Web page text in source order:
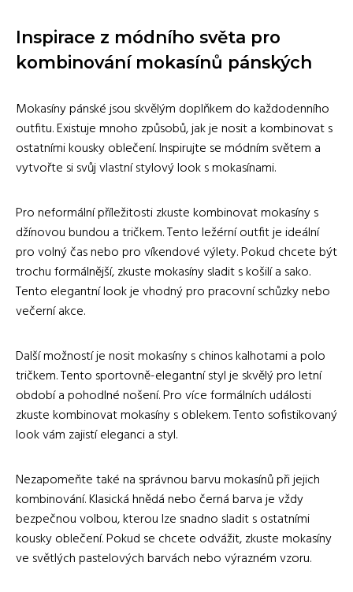
Inspirace z módního světa pro
kombinování mokasínů pánských
Mokasíny pánské jsou skvělým doplňkem do každodenního
outfitu. Existuje mnoho způsobů, jak je nosit a kombinovat s
ostatními kousky oblečení. Inspirujte se módním světem a
vytvořte si svůj vlastní stylový look s mokasínami.
Pro neformální příležitosti zkuste kombinovat mokasíny s
džínovou bundou a tričkem. Tento ležérní outfit je ideální
pro volný čas nebo pro víkendové výlety. Pokud chcete být
trochu formálnější, zkuste mokasíny sladit s košilí a sako.
Tento elegantní look je vhodný pro pracovní schůzky nebo
večerní akce.
Další možností je nosit mokasíny s chinos kalhotami a polo
tričkem. Tento sportovně-elegantní styl je skvělý pro letní
období a pohodlné nošení. Pro více formálních události
zkuste kombinovat mokasíny s oblekem. Tento sofistikovaný
look vám zajistí eleganci a styl.
Nezapomeňte také na správnou barvu mokasínů při jejich
kombinování. Klasická hnědá nebo černá barva je vždy
bezpečnou volbou, kterou lze snadno sladit s ostatními
kousky oblečení. Pokud se chcete odvážit, zkuste mokasíny
ve světlých pastelových barvách nebo výrazném vzoru.